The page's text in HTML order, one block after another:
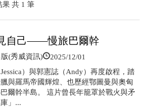
果 共 1 筆
自己——慢旅巴爾幹
(秀威資訊) 2025/12/01
）與郭憲誌（Andy）再度啟程，踏
與羅馬帝國輝煌、也歷經鄂圖曼與奧匈
爾幹半島。 這片曾長年籠罩於戰火與矛
」...